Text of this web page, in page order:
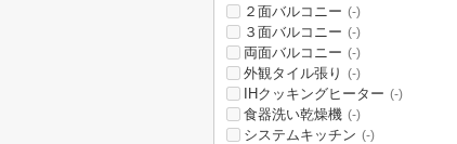
２面バルコニー (-)
３面バルコニー (-)
両面バルコニー (-)
外観タイル張り (-)
IHクッキングヒーター (-)
食器洗い乾燥機 (-)
システムキッチン (-)